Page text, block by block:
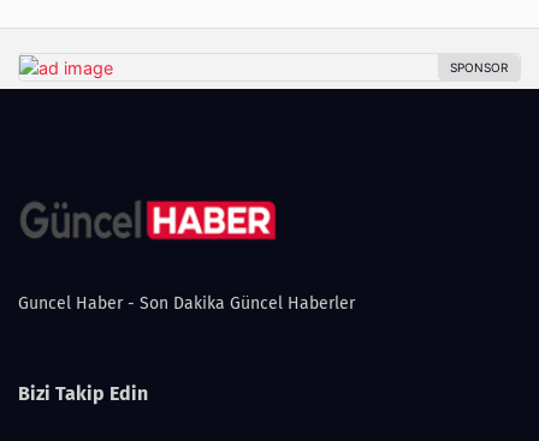
Guncel Haber - Son Dakika Güncel Haberler
Bizi Takip Edin